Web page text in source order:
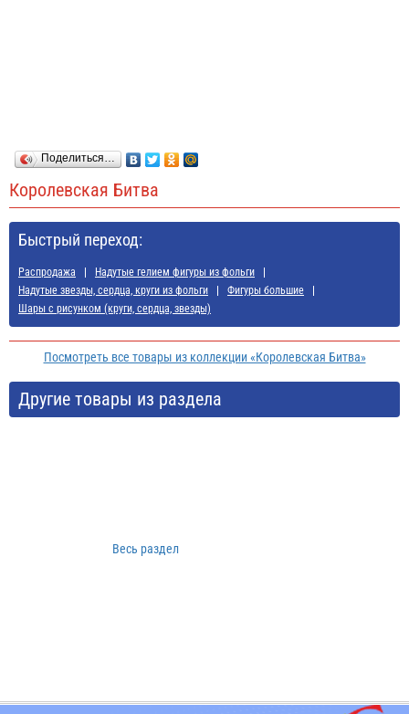
Поделиться…
Королевская Битва
Быстрый переход:
Распродажа
Надутые гелием фигуры из фольги
Надутые звезды, сердца, круги из фольги
Фигуры большие
Шары с рисунком (круги, сердца, звезды)
Посмотреть все товары из коллекции «Королевская Битва»
Другие товары из раздела
Весь раздел